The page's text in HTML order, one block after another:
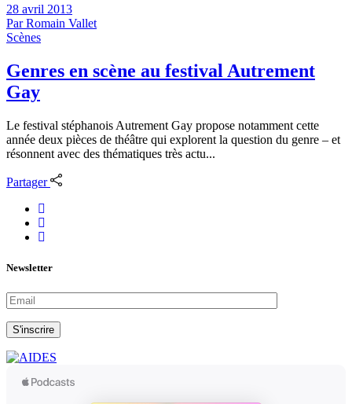
28 avril 2013
ParRomain Vallet
Scènes
Genres en scène au festival Autrement
Gay
Le festival stéphanois Autrement Gay propose notamment cette
année deux pièces de théâtre qui explorent la question du genre – et
résonnent avec des thématiques très actu...
Partager
Newsletter
S'inscrire